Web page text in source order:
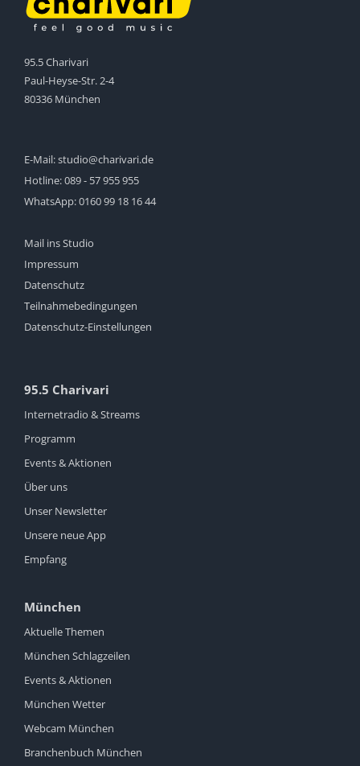
95.5 Charivari
Paul-Heyse-Str. 2-4
80336 München
E-Mail:studio@charivari.de
Hotline:089 - 57 955 955
WhatsApp:0160 99 18 16 44
Mail ins Studio
Impressum
Datenschutz
Teilnahmebedingungen
Datenschutz-Einstellungen
95.5 Charivari
Internetradio & Streams
Programm
Events & Aktionen
Über uns
Unser Newsletter
Unsere neue App
Empfang
München
Aktuelle Themen
München Schlagzeilen
Events & Aktionen
München Wetter
Webcam München
Branchenbuch München